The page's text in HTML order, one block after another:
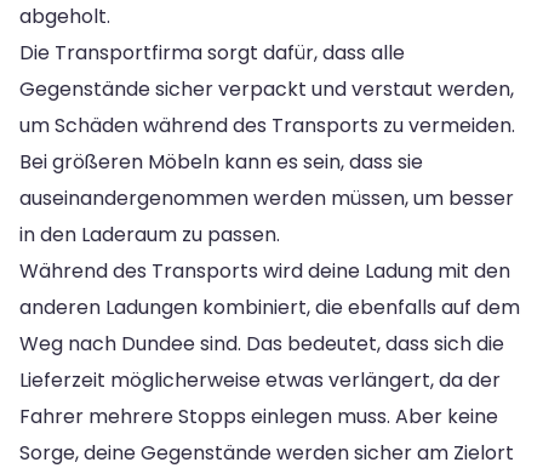
abgeholt.
Die Transportfirma sorgt dafür, dass alle
Gegenstände sicher verpackt und verstaut werden,
um Schäden während des Transports zu vermeiden.
Bei größeren Möbeln kann es sein, dass sie
auseinandergenommen werden müssen, um besser
in den Laderaum zu passen.
Während des Transports wird deine Ladung mit den
anderen Ladungen kombiniert, die ebenfalls auf dem
Weg nach Dundee sind. Das bedeutet, dass sich die
Lieferzeit möglicherweise etwas verlängert, da der
Fahrer mehrere Stopps einlegen muss. Aber keine
Sorge, deine Gegenstände werden sicher am Zielort